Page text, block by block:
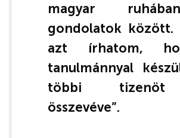
magyar
gondolatok között.
azt írhatom,
tanulmánnyal
többi tizenöt
összevéve”.